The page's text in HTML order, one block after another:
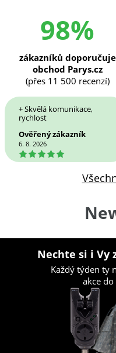
98%
zákazníků doporučuje
obchod Parys.cz
(přes 11 500 recenzí)
+ Skvělá komunikace,
rychlost
Ověřený zákazník
6. 8. 2026
5
Nechte si i Vy
Každý týden ty
akce